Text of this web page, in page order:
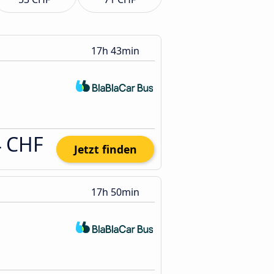
17h 43min
Jetzt finden
17h 50min